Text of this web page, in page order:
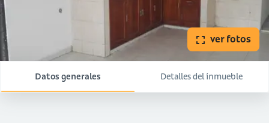
ver fotos
Datos generales Detalles del inmueble